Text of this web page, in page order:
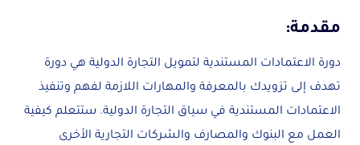
مقدمة:
دورة الاعتمادات المستندية لتمويل التجارة الدولية هي دورة
تهدف إلى تزويدك بالمعرفة والمهارات اللازمة لفهم وتنفيذ
الاعتمادات المستندية في سياق التجارة الدولية. ستتعلم كيفية
العمل مع البنوك والمصارف والشركات التجارية الأخرى